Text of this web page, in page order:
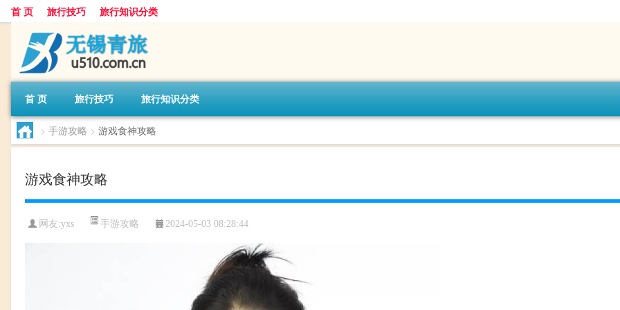
首 页 旅行技巧 旅行知识分类
首 页 旅行技巧 旅行知识分类
> 手游攻略 > 游戏食神攻略
游戏食神攻略
网友:yxs 手游攻略 2024-05-03 08:28:44